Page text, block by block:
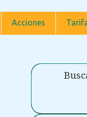
Acciones